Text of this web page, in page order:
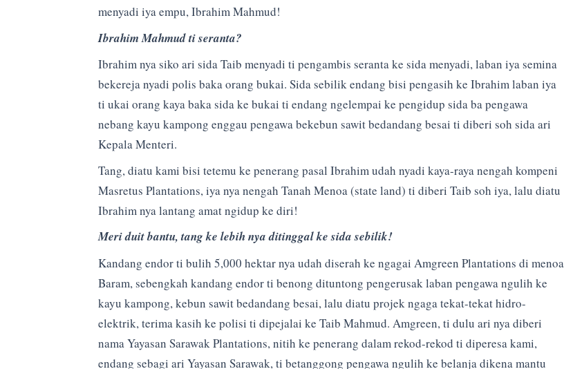
menyadi iya empu, Ibrahim Mahmud!
Ibrahim Mahmud ti seranta?
Ibrahim nya siko ari sida Taib menyadi ti pengambis seranta ke sida menyadi, laban iya semina
bekereja nyadi polis baka orang bukai. Sida sebilik endang bisi pengasih ke Ibrahim laban iya
ti ukai orang kaya baka sida ke bukai ti endang ngelempai ke pengidup sida ba pengawa
nebang kayu kampong enggau pengawa bekebun sawit bedandang besai ti diberi soh sida ari
Kepala Menteri.
Tang, diatu kami bisi tetemu ke penerang pasal Ibrahim udah nyadi kaya-raya nengah kompeni
Masretus Plantations, iya nya nengah Tanah Menoa (state land) ti diberi Taib soh iya, lalu diatu
Ibrahim nya lantang amat ngidup ke diri!
Meri duit bantu, tang ke lebih nya ditinggal ke sida sebilik!
Kandang endor ti bulih 5,000 hektar nya udah diserah ke ngagai Amgreen Plantations di menoa
Baram, sebengkah kandang endor ti benong dituntong pengerusak laban pengawa ngulih ke
kayu kampong, kebun sawit bedandang besai, lalu diatu projek ngaga tekat-tekat hidro-
elektrik, terima kasih ke polisi ti dipejalai ke Taib Mahmud. Amgreen, ti dulu ari nya diberi
nama Yayasan Sarawak Plantations, nitih ke penerang dalam rekod-rekod ti diperesa kami,
endang sebagi ari Yayasan Sarawak, ti betanggong pengawa ngulih ke belanja dikena mantu